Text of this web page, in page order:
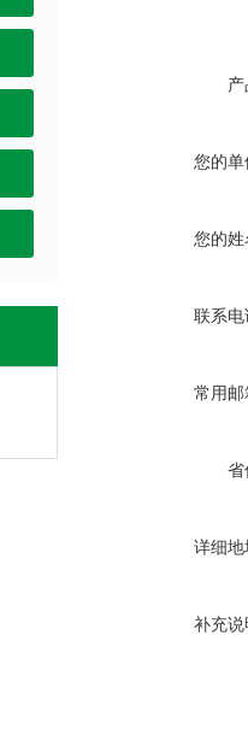
您的单
您的姓
联系电
常用邮
省
详细地
补充说